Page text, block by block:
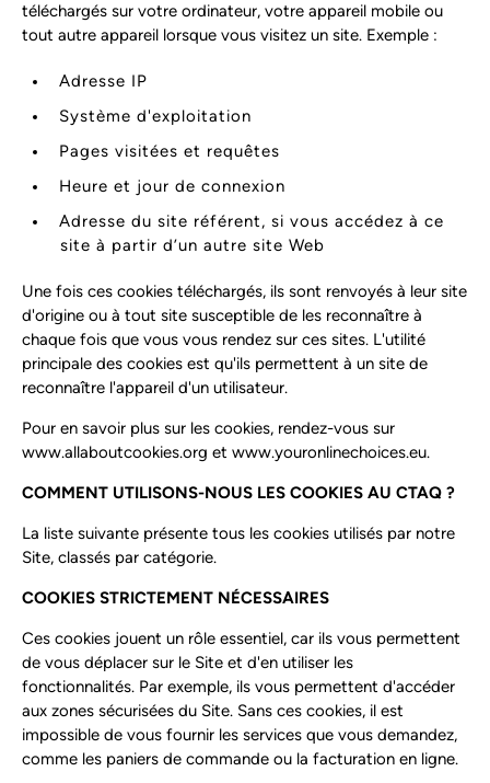
téléchargés sur votre ordinateur, votre appareil mobile ou
tout autre appareil lorsque vous visitez un site. Exemple :
Adresse IP
Système d'exploitation
Pages visitées et requêtes
Heure et jour de connexion
Adresse du site référent, si vous accédez à ce
site à partir d’un autre site Web
Une fois ces cookies téléchargés, ils sont renvoyés à leur site
d'origine ou à tout site susceptible de les reconnaître à
chaque fois que vous vous rendez sur ces sites. L'utilité
principale des cookies est qu'ils permettent à un site de
reconnaître l'appareil d'un utilisateur.
Pour en savoir plus sur les cookies, rendez-vous sur
www.allaboutcookies.org et www.youronlinechoices.eu.
COMMENT UTILISONS-NOUS LES COOKIES AU CTAQ ?
La liste suivante présente tous les cookies utilisés par notre
Site, classés par catégorie.
COOKIES STRICTEMENT NÉCESSAIRES
Ces cookies jouent un rôle essentiel, car ils vous permettent
de vous déplacer sur le Site et d'en utiliser les
fonctionnalités. Par exemple, ils vous permettent d'accéder
aux zones sécurisées du Site. Sans ces cookies, il est
impossible de vous fournir les services que vous demandez,
comme les paniers de commande ou la facturation en ligne.